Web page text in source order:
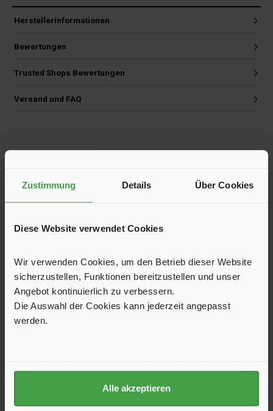
Zustimmung Details Über Cookies
Diese Website verwendet Cookies
Wir verwenden Cookies, um den Betrieb dieser Website
sicherzustellen, Funktionen bereitzustellen und unser
Angebot kontinuierlich zu verbessern.
Die Auswahl der Cookies kann jederzeit angepasst
werden.
Alle akzeptieren
Herstellerinformationen
Bewertungen
Trusted Shops Bewertungen
Versand und FAQ
Der 1,5 m lange Schlauch gewährleistet dank des
zuverlässige, sichere Verbindung. Robust und flexibel.